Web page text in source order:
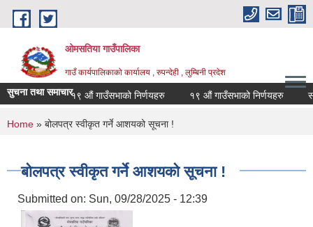
Skip to main content
ओमसतिया गाउँपालिका
गाउँ कार्यपालिकाको कार्यालय , रुपन्देही , लुम्बिनी प्रदेश
सुचना तथा समाचार१९ औं गाउँसभाको निर्णयहरु १९ औं गाउँसभाको निर्णयहरु
You are here
Home » बोलपत्र स्वीकृत गर्ने आशयको सूचना !
बोलपत्र स्वीकृत गर्ने आशयको सूचना !
Submitted on: Sun, 09/28/2025 - 12:39